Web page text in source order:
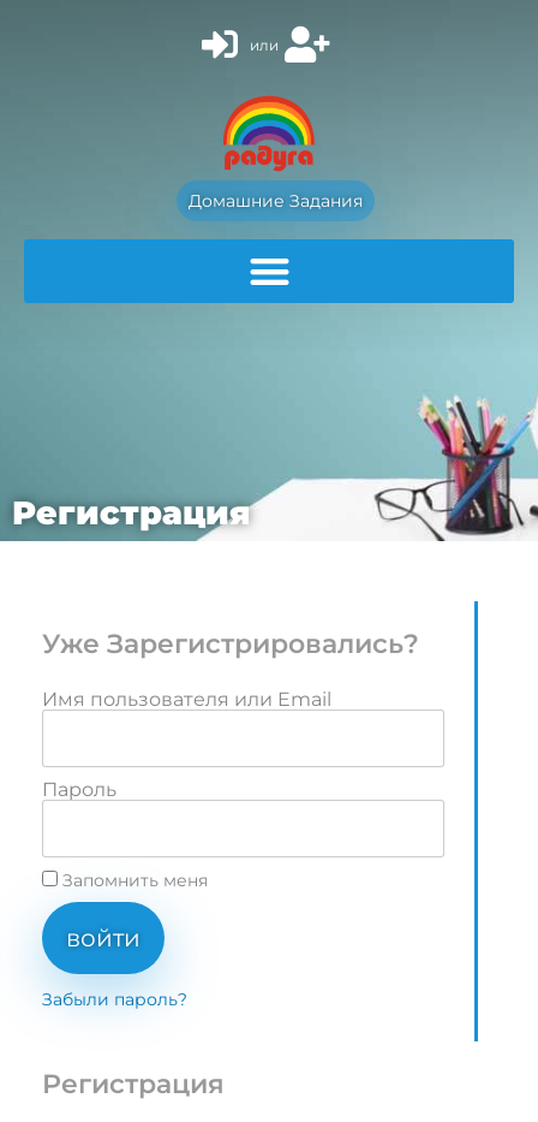
или
Домашние Задания
Регистрация
Уже Зарегистрировались?
Имя пользователя или Email
Пароль
Запомнить меня
войти
Забыли пароль?
Регистрация